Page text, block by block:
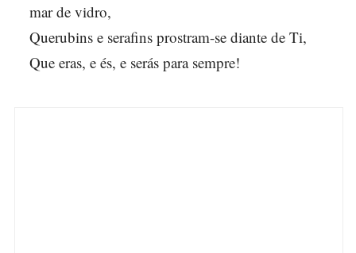
mar de vidro,
Querubins e serafins prostram-se diante de Ti,
Que eras, e és, e serás para sempre!